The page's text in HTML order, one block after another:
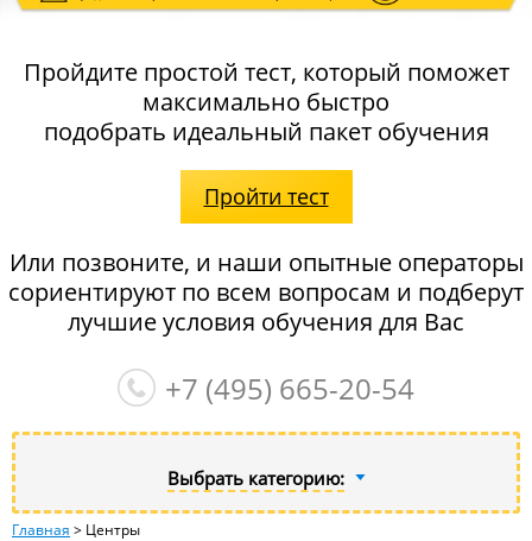
Пройдите простой тест, который поможет
максимально быстро
подобрать идеальный пакет обучения
Пройти тест
Или позвоните, и наши опытные операторы
сориентируют по всем вопросам и подберут
лучшие условия обучения для Вас
+7 (495) 665-20-54
Выбрать категорию:
Главная > Центры